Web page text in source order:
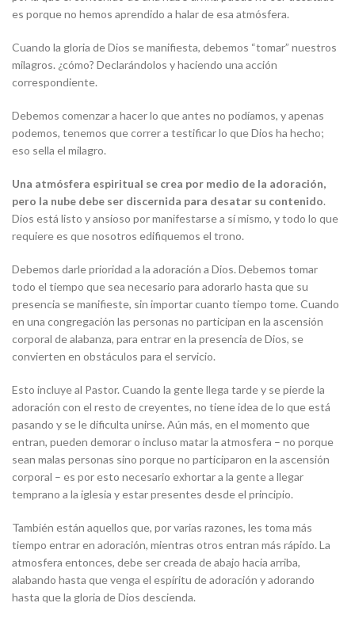
es porque no hemos aprendido a halar de esa atmósfera.
Cuando la gloria de Dios se manifiesta, debemos “tomar” nuestros
milagros. ¿cómo? Declarándolos y haciendo una acción
correspondiente.
Debemos comenzar a hacer lo que antes no podíamos, y apenas
podemos, tenemos que correr a testificar lo que Dios ha hecho;
eso sella el milagro.
Una atmósfera espiritual se crea por medio de la adoración,
pero la nube debe ser discernida para desatar su contenido.
Dios está listo y ansioso por manifestarse a sí mismo, y todo lo que
requiere es que nosotros edifiquemos el trono.
Debemos darle prioridad a la adoración a Dios. Debemos tomar
todo el tiempo que sea necesario para adorarlo hasta que su
presencia se manifieste, sin importar cuanto tiempo tome. Cuando
en una congregación las personas no participan en la ascensión
corporal de alabanza, para entrar en la presencia de Dios, se
convierten en obstáculos para el servicio.
Esto incluye al Pastor. Cuando la gente llega tarde y se pierde la
adoración con el resto de creyentes, no tiene idea de lo que está
pasando y se le dificulta unirse. Aún más, en el momento que
entran, pueden demorar o incluso matar la atmosfera – no porque
sean malas personas sino porque no participaron en la ascensión
corporal – es por esto necesario exhortar a la gente a llegar
temprano a la iglesia y estar presentes desde el principio.
También están aquellos que, por varias razones, les toma más
tiempo entrar en adoración, mientras otros entran más rápido. La
atmosfera entonces, debe ser creada de abajo hacia arriba,
alabando hasta que venga el espíritu de adoración y adorando
hasta que la gloria de Dios descienda.